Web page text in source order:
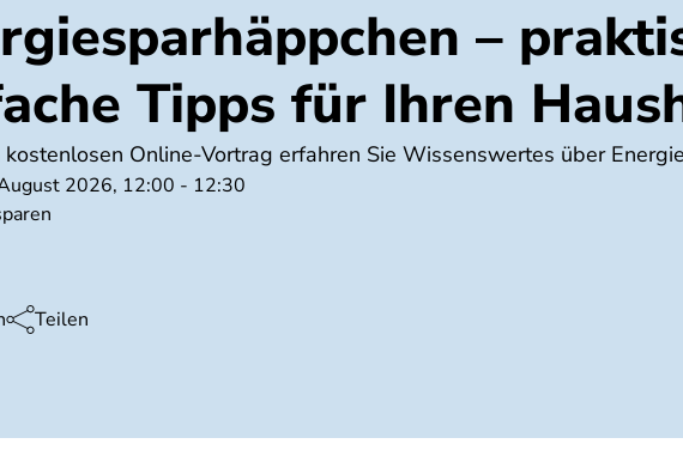
–
Tipps für Ihren
kostenlosen Online-Vortrag erfahren Sie Wissenswertes über
2026, 12:00 - 12:30
Teilen